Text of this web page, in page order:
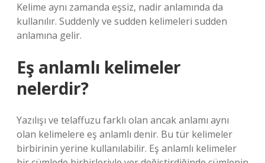
Kelime aynı zamanda eşsiz, nadir anlamında da
kullanılır. Suddenly ve sudden kelimeleri sudden
anlamına gelir.
Eş anlamlı kelimeler
nelerdir?
Yazılışı ve telaffuzu farklı olan ancak anlamı aynı
olan kelimelere eş anlamlı denir. Bu tür kelimeler
birbirinin yerine kullanılabilir. Eş anlamlı kelimeler